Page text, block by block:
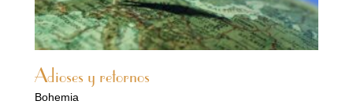
Adioses y retornos
Bohemia